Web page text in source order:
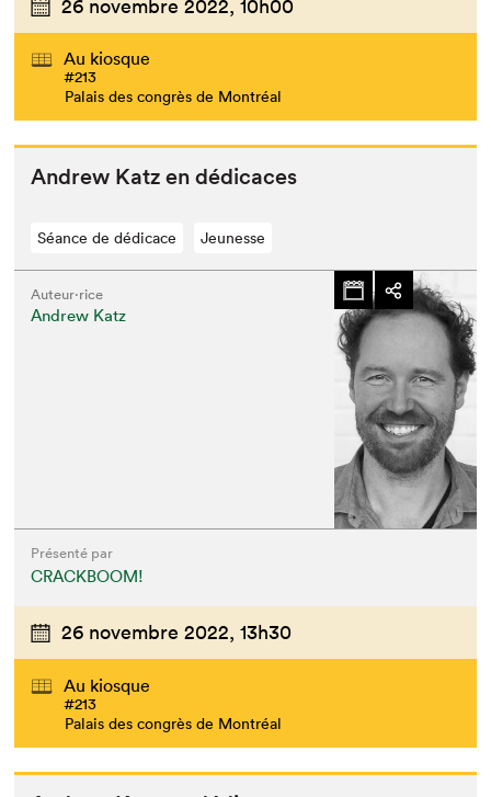
26 novembre 2022, 10h00
Au kiosque
#213
Palais des congrès de Montréal
Andrew Katz en dédicaces
Séance de dédicace Jeunesse
Auteur·rice
Andrew Katz
Présenté par
CRACKBOOM!
26 novembre 2022, 13h30
Au kiosque
#213
Palais des congrès de Montréal